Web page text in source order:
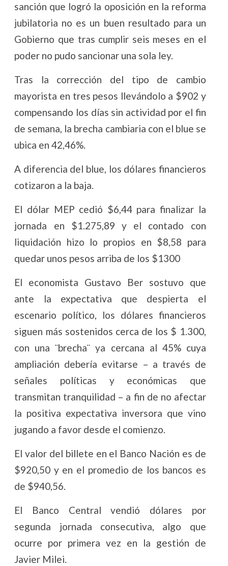
sanción que logró la oposición en la reforma
jubilatoria no es un buen resultado para un
Gobierno que tras cumplir seis meses en el
poder no pudo sancionar una sola ley.
Tras la corrección del tipo de cambio
mayorista en tres pesos llevándolo a $902 y
compensando los días sin actividad por el fin
de semana, la brecha cambiaria con el blue se
ubica en 42,46%.
A diferencia del blue, los dólares financieros
cotizaron a la baja.
El dólar MEP cedió $6,44 para finalizar la
jornada en $1.275,89 y el contado con
liquidación hizo lo propios en $8,58 para
quedar unos pesos arriba de los $1300
El economista Gustavo Ber sostuvo que
ante la expectativa que despierta el
escenario político, los dólares financieros
siguen más sostenidos cerca de los $ 1.300,
con una ¨brecha¨ ya cercana al 45% cuya
ampliación debería evitarse – a través de
señales políticas y económicas que
transmitan tranquilidad – a fin de no afectar
la positiva expectativa inversora que vino
jugando a favor desde el comienzo.
El valor del billete en el Banco Nación es de
$920,50 y en el promedio de los bancos es
de $940,56.
El Banco Central vendió dólares por
segunda jornada consecutiva, algo que
ocurre por primera vez en la gestión de
Javier Milei.